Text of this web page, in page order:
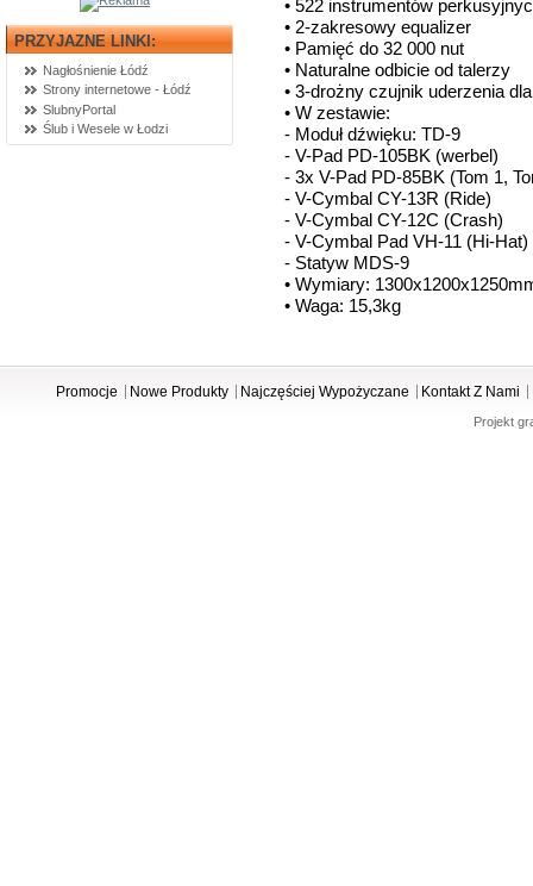
PRZYJAZNE LINKI:
Nagłośnienie Łódź
Strony internetowe - Łódź
SlubnyPortal
Ślub i Wesele w Łodzi
• 522 instrumentów
• 2-zakresowy equalizer
• Pamięć do 32 000 nut
• Naturalne odbicie od talerzy
• 3-drożny czujnik uderzenia
• W zestawie:
- Moduł dźwięku: TD-9
- V-Pad PD-105BK (werbel)
- 3x V-Pad PD-85BK (Tom 1,
- V-Cymbal CY-13R (Ride)
- V-Cymbal CY-12C (Crash)
- V-Cymbal Pad VH-11 (Hi-Hat)
- Statyw MDS-9
• Wymiary:
• Waga: 15,3kg
Promocje Nowe Produkty Najczęściej Wypożyczane Kontakt Z Nami
Projekt